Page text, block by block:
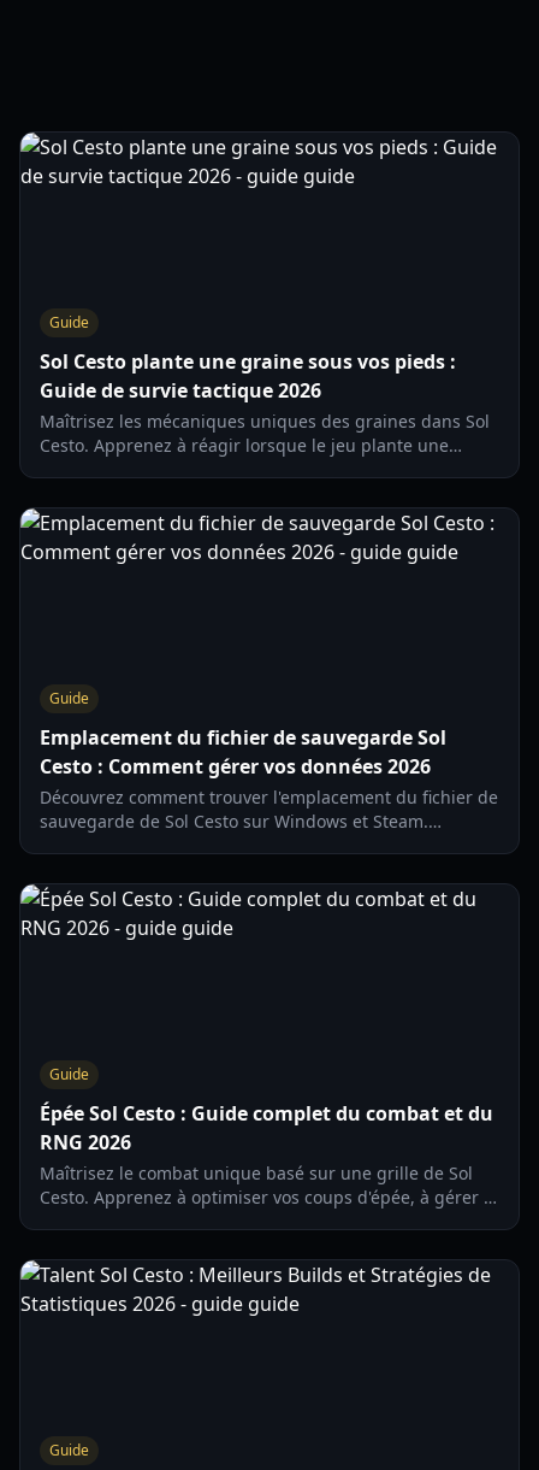
Guide
Sol Cesto plante une graine sous vos pieds :
Guide de survie tactique 2026
Maîtrisez les mécaniques uniques des graines dans Sol
Cesto. Apprenez à réagir lorsque le jeu plante une
Guide
Emplacement du fichier de sauvegarde Sol
Cesto : Comment gérer vos données 2026
Découvrez comment trouver l'emplacement du fichier de
sauvegarde de Sol Cesto sur Windows et Steam.
Guide
Épée Sol Cesto : Guide complet du combat et du
RNG 2026
Maîtrisez le combat unique basé sur une grille de Sol
Cesto. Apprenez à optimiser vos coups d'épée, à gérer le
Guide